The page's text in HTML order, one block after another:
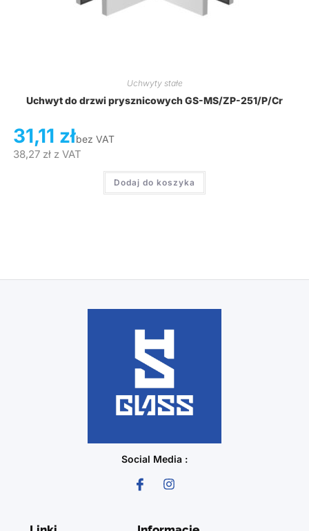
Uchwyty stałe
Uchwyt do drzwi prysznicowych GS-MS/ZP-251/P/Cr
31,11 złbez VAT
38,27 złz VAT
Dodaj do koszyka
Social Media :